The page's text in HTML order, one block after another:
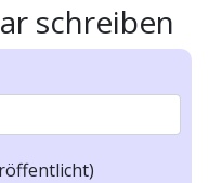
schreiben